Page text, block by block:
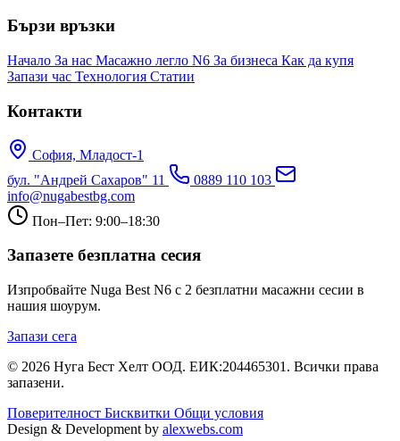
Бързи връзки
Начало За нас Масажно легло N6 За бизнеса Как да купя
Запази час Технология Статии
Контакти
София, Младост-1
бул. "Андрей Сахаров" 11
0889 110 103
info@nugabestbg.com
Пон–Пет: 9:00–18:30
Запазете безплатна сесия
Изпробвайте Nuga Best N6 с 2 безплатни масажни сесии в
нашия шоурум.
Запази сега
© 2026 Нуга Бест Хелт ООД. ЕИК:204465301. Всички права
запазени.
Поверителност Бисквитки Общи условия
Design & Development by alexwebs.com